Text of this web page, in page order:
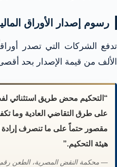
رسوم إصدار الأوراق
الألف من قيمة الإصدار بحد أقصى 10,000
“التحكيم محض طريق استثنائي
على طرق التقاضي العادية وما
مقصور حتماً على ما تنصرف
هيئة التحكيم.”
— محكمة النقض المصرية، الطعن رقم 52 سنة 60 قضائية